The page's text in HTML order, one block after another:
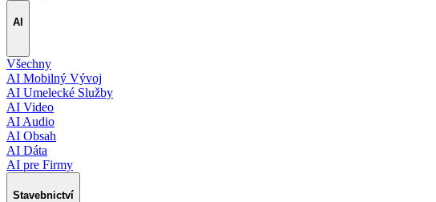
AI
Všechny
AI Mobilný Vývoj
AI Umelecké Služby
AI Video
AI Audio
AI Obsah
AI Dáta
AI pre Firmy
Stavebnictví